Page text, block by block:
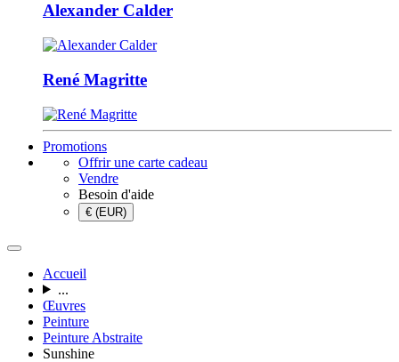
Alexander Calder
René Magritte
Promotions
Offrir une carte cadeau
Vendre
Besoin d'aide
€ (EUR)
Accueil
...
Œuvres
Peinture
Peinture Abstraite
Sunshine